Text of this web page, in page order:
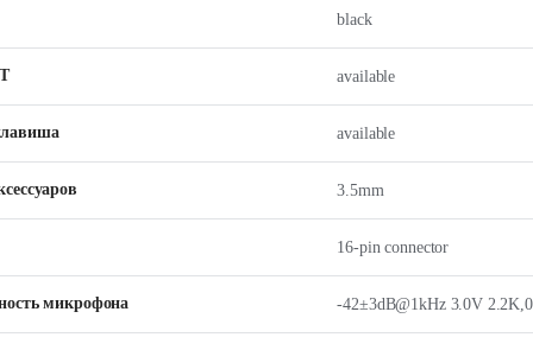
black
available
available
3.5mm
16-pin connector
микрофона -42±3dB@1kHz 3.0V